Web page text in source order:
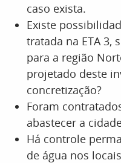
caso exista.
Existe
tratada na ETA 3,
para a região
projetado deste
concretização?
Foram
abastecer a
Há controle
de água nos